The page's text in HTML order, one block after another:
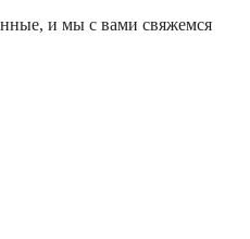
и мы с вами свяжемся